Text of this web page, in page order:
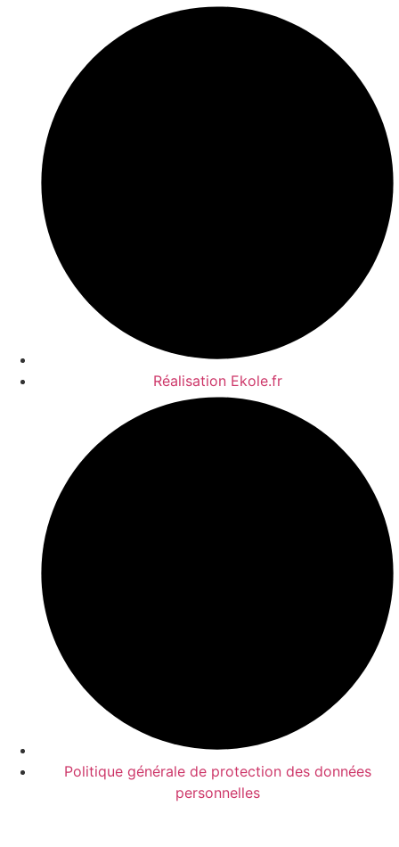
Réalisation Ekole.fr
Politique générale de protection des données
personnelles